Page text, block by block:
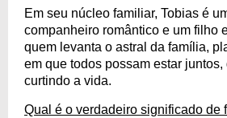
Em seu núcleo familiar, Tobias é
companheiro romântico e um filho
quem levanta o astral da família,
em que todos possam estar
curtindo a vida.
Qual é o verdadeiro significado de